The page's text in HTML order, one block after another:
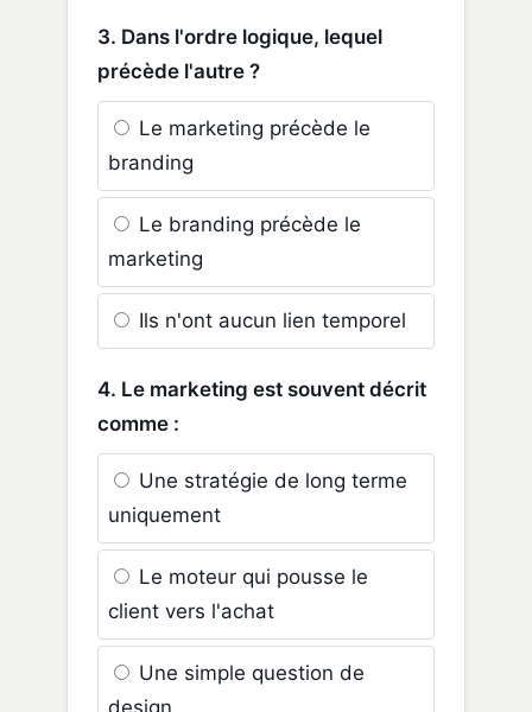
3. Dans l'ordre logique, lequel
précède l'autre ?
Le marketing précède le
branding
Le branding précède le
marketing
Ils n'ont aucun lien temporel
4. Le marketing est souvent décrit
comme :
Une stratégie de long terme
uniquement
Le moteur qui pousse le
client vers l'achat
Une simple question de